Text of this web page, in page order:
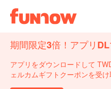
期間限定3倍！アプリDL
アプリをダウンロードして
ェルカムギフトクーポンを受け